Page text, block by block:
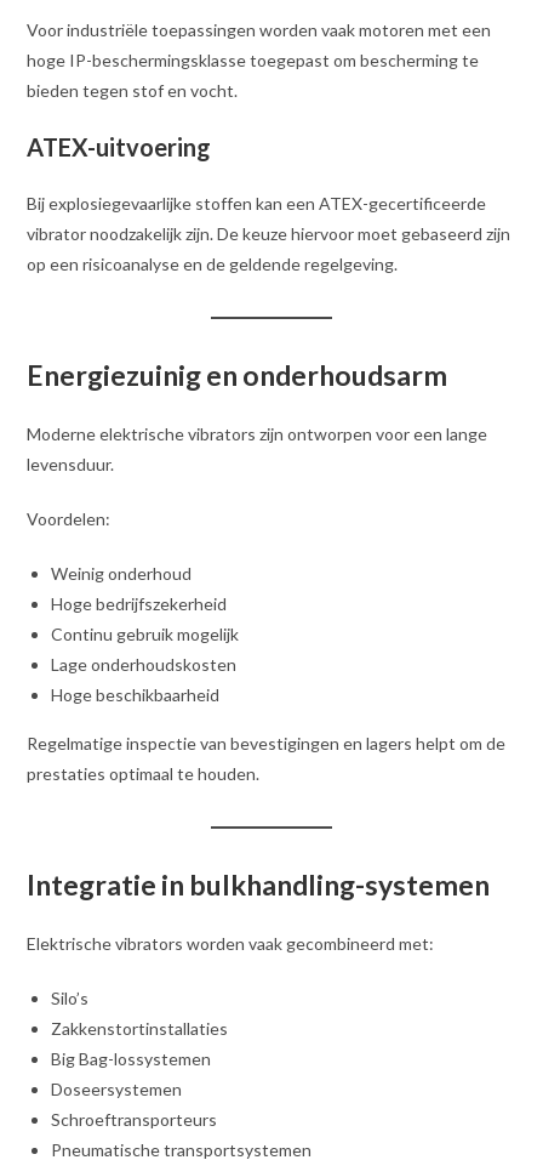
Voor industriële toepassingen worden vaak motoren met een
hoge IP-beschermingsklasse toegepast om bescherming te
bieden tegen stof en vocht.
ATEX-uitvoering
Bij explosiegevaarlijke stoffen kan een ATEX-gecertificeerde
vibrator noodzakelijk zijn. De keuze hiervoor moet gebaseerd zijn
op een risicoanalyse en de geldende regelgeving.
Energiezuinig en onderhoudsarm
Moderne elektrische vibrators zijn ontworpen voor een lange
levensduur.
Voordelen:
Weinig onderhoud
Hoge bedrijfszekerheid
Continu gebruik mogelijk
Lage onderhoudskosten
Hoge beschikbaarheid
Regelmatige inspectie van bevestigingen en lagers helpt om de
prestaties optimaal te houden.
Integratie in bulkhandling-systemen
Elektrische vibrators worden vaak gecombineerd met:
Silo’s
Zakkenstortinstallaties
Big Bag-lossystemen
Doseersystemen
Schroeftransporteurs
Pneumatische transportsystemen